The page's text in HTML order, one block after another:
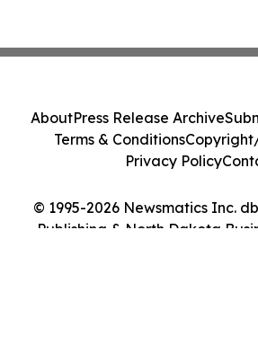
© 1995-2026 Newsmatics Inc.
Publishing & North Dakota
AboutPress Release Archive
Terms & Conditions
Privacy Policy